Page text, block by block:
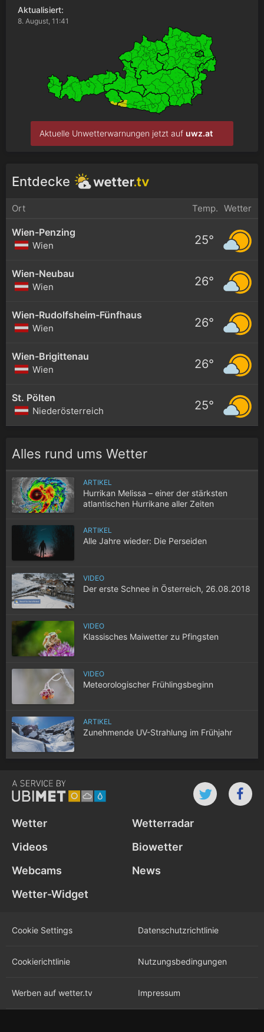
Aktualisiert:
8. August, 11:41
Aktuelle Unwetterwarnungen jetzt auf uwz.at
Entdecke
Ort Temp. Wetter
Wien-Penzing
Wien 25°
Wien-Neubau
Wien 26°
Wien-Rudolfsheim-Fünfhaus
Wien 26°
Wien-Brigittenau
Wien 26°
St. Pölten
Niederösterreich 25°
Alles rund ums Wetter
ARTIKEL
Hurrikan Melissa – einer der stärksten
atlantischen Hurrikane aller Zeiten
ARTIKEL
Alle Jahre wieder: Die Perseiden
VIDEO
Der erste Schnee in Österreich, 26.08.2018
VIDEO
Klassisches Maiwetter zu Pfingsten
VIDEO
Meteorologischer Frühlingsbeginn
ARTIKEL
Zunehmende UV-Strahlung im Frühjahr
Wetter
Wetterradar
Videos
Biowetter
Webcams
News
Wetter-Widget
Cookie Settings Datenschutz­richtlinie
Cookie­richtlinie Nutzungs­bedingungen
Werben auf wetter.tv Impressum